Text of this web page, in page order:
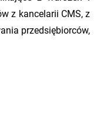
z kancelarii CMS, z
przedsiębiorców,